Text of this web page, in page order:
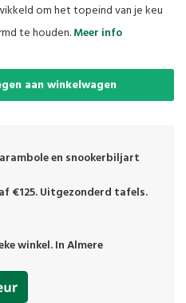
om het topeind van je keu
te houden.Meer info
aan winkelwagen
en snookerbiljart
€125. Uitgezonderd tafels.
winkel. In Almere